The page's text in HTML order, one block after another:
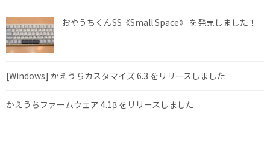
おやうちくんSS《Small Space》 を発売しました！
[Windows] かえうちカスタマイズ 6.3 をリリースしました
かえうちファームウェア 4.1β をリリースしました